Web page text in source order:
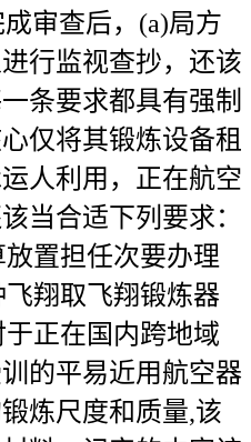
审查后，(a)局方
行监视查抄，还该
条要求都具有强制
仅将其锻炼设备租
人利用，正在航空
当合适下列要求：
置担任次要办理
翔取飞翔锻炼器
正在国内跨地域
的平易近用航空器
炼尺度和质量,该